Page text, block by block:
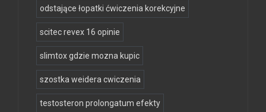
odstające łopatki ćwiczenia korekcyjne
scitec revex 16 opinie
slimtox gdzie mozna kupic
szostka weidera cwiczenia
testosteron prolongatum efekty